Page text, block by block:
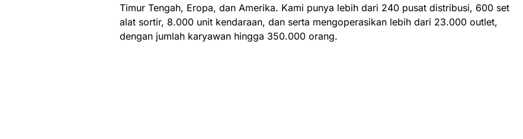
Timur Tengah, Eropa, dan Amerika. Kami punya lebih dari 240 pusat distribusi, 600 set
alat sortir, 8.000 unit kendaraan, dan serta mengoperasikan lebih dari 23.000 outlet,
dengan jumlah karyawan hingga 350.000 orang.